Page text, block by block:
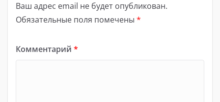
Ваш адрес email не будет опубликован.
Обязательные поля помечены *
Комментарий *